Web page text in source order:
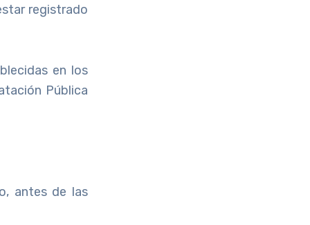
registrado
en los
Pública
antes de las